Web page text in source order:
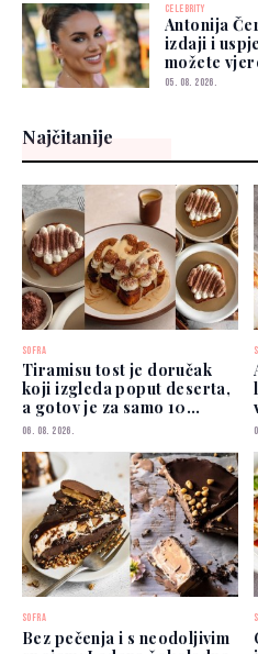
CELEBRITY
Antonija
izdaji i
možete
05. 08. 2026.
Najčitanije
SOFRA
Tiramisu tost je doručak
koji izgleda poput deserta,
a gotov je za samo 10
minuta
06. 08. 2026.
SOFRA
Bez pečenja i s neodoljivim